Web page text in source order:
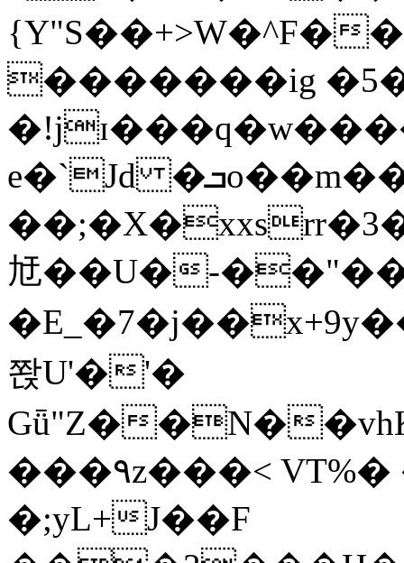
{Y"S��+>W�^F�
�������ig
e�`Jd �ܒo��m��1��d|
㝼��U�-
쫝U'�'�
Gǖ"Z��N�
���٩z���< VT%� �}z�XEu�<ं�Q!
�;yL+J��F